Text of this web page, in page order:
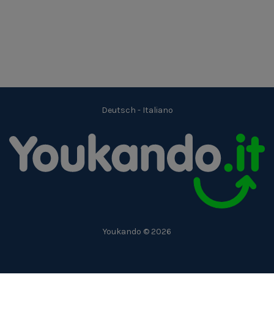
Deutsch - Italiano
Youkando © 2026